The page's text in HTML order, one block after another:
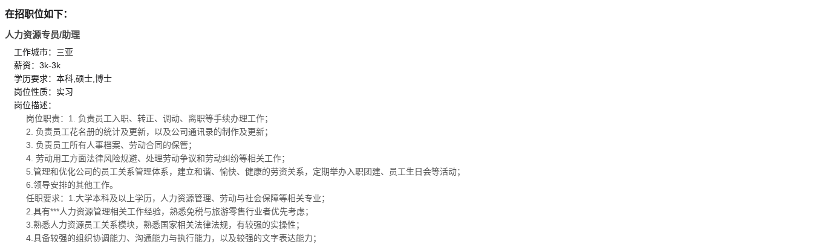
在招职位如下：
人力资源专员/助理
工作城市：三亚
薪资：3k-3k
学历要求：本科,硕士,博士
岗位性质：实习
岗位描述：
岗位职责：1. 负责员工入职、转正、调动、离职等手续办理工作；
2. 负责员工花名册的统计及更新，以及公司通讯录的制作及更新；
3. 负责员工所有人事档案、劳动合同的保管；
4. 劳动用工方面法律风险规避、处理劳动争议和劳动纠纷等相关工作；
5.管理和优化公司的员工关系管理体系，建立和谐、愉快、健康的劳资关系，定期举办入职团建、员工生日会等活动；
6.领导安排的其他工作。
任职要求：1.大学本科及以上学历，人力资源管理、劳动与社会保障等相关专业；
2.具有***人力资源管理相关工作经验，熟悉免税与旅游零售行业者优先考虑；
3.熟悉人力资源员工关系模块，熟悉国家相关法律法规，有较强的实操性；
4.具备较强的组织协调能力、沟通能力与执行能力，以及较强的文字表达能力；